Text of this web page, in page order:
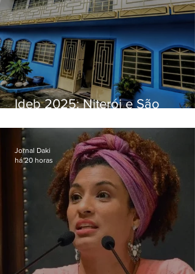
Ideb 2025: Niterói e São
distintos no ensino médio; veja
Jornal Daki
há 20 horas